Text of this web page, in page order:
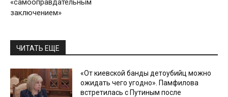
«самооправдательным
заключением»
ЧИТАТЬ ЕЩЕ
«От киевской банды детоубийц можно
ожидать чего угодно». Памфилова
встретилась с Путиным после